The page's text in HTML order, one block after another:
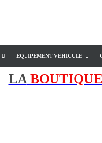
EQUIPEMENT VEHICULE
LABOUTIQUE